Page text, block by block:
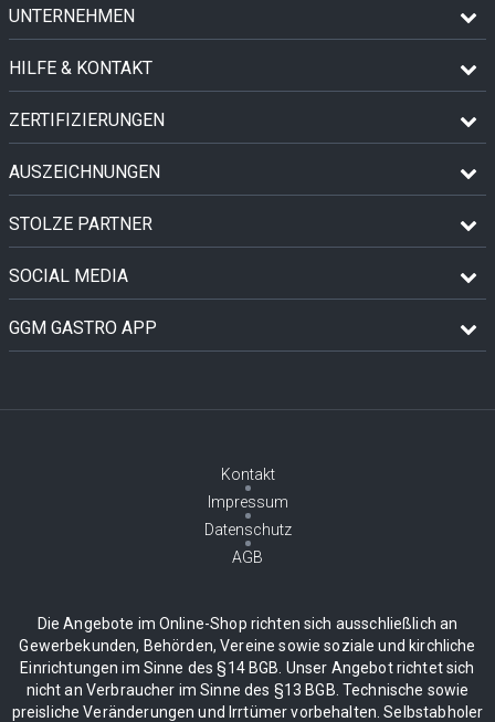
UNTERNEHMEN
HILFE & KONTAKT
ZERTIFIZIERUNGEN
AUSZEICHNUNGEN
STOLZE PARTNER
SOCIAL MEDIA
GGM GASTRO APP
Kontakt
Impressum
Datenschutz
AGB
Die Angebote im Online-Shop richten sich ausschließlich an
Gewerbekunden, Behörden, Vereine sowie soziale und kirchliche
Einrichtungen im Sinne des §14 BGB. Unser Angebot richtet sich
nicht an Verbraucher im Sinne des §13 BGB. Technische sowie
preisliche Veränderungen und Irrtümer vorbehalten. Selbstabholer